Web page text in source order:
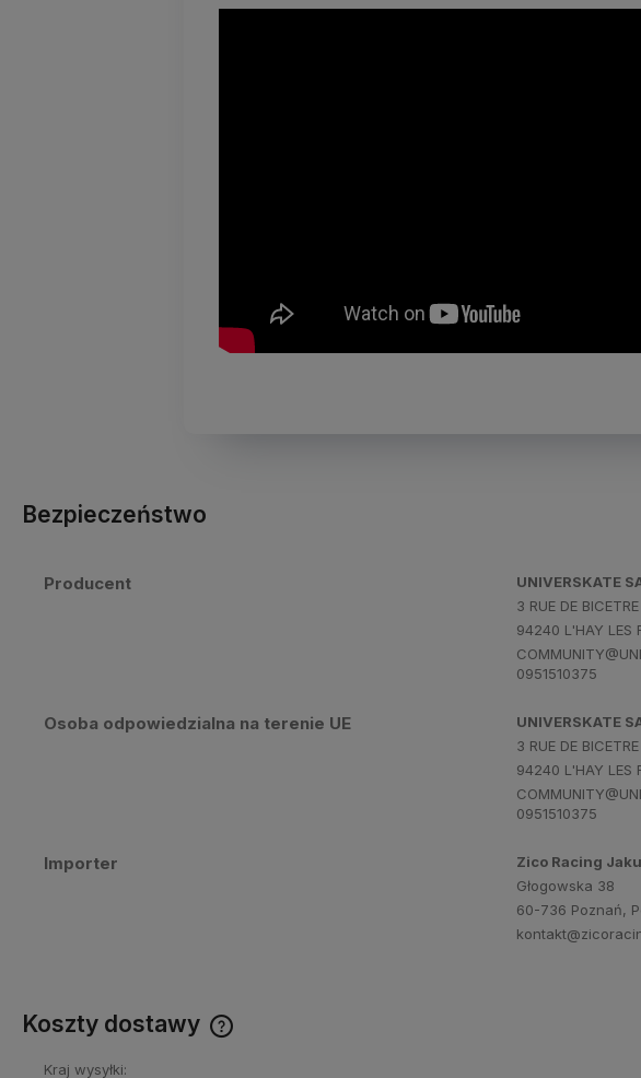
Bezpieczeństwo
Producent
UNIVERSKATE
3 RUE DE BICETRE
94240 L'HAY LES
0951510375
Osoba odpowiedzialna na terenie UE
UNIVERSKATE
3 RUE DE BICETRE
94240 L'HAY LES
0951510375
Importer
Zico Racing
Głogowska 38
60-736 Poznań,
Koszty dostawy
Kraj wysyłki: